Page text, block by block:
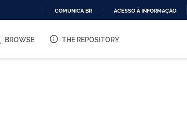
O
COMUNICA BR ACESSO À INFORMAÇÃO
BROWSE THE REPOSITORY